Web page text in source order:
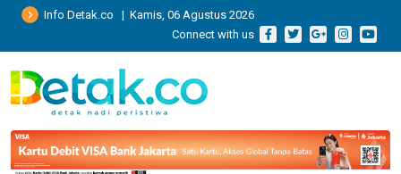
Info Detak.co | Kamis, 06 Agustus 2026
Connect with us